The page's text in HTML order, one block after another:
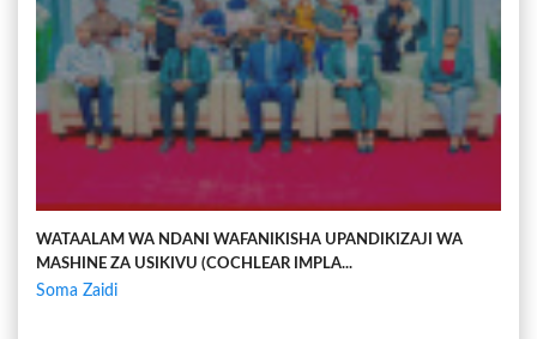
WATAALAM WA NDANI WAFANIKISHA UPANDIKIZAJI WA
MASHINE ZA USIKIVU (COCHLEAR IMPLA...
Soma Zaidi